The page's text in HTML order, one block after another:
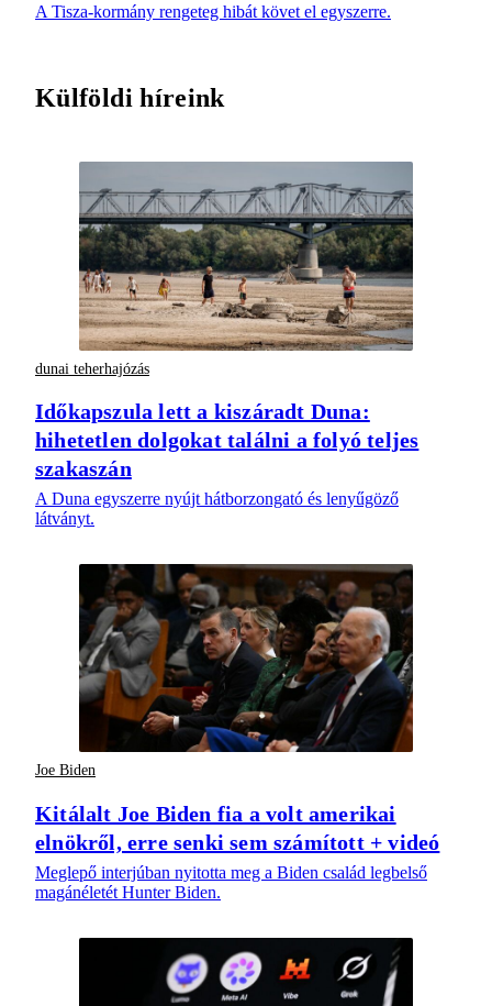
A Tisza-kormány rengeteg hibát követ el egyszerre.
Külföldi híreink
dunai teherhajózás
Időkapszula lett a kiszáradt Duna:
hihetetlen dolgokat találni a folyó teljes
szakaszán
A Duna egyszerre nyújt hátborzongató és lenyűgöző
látványt.
Joe Biden
Kitálalt Joe Biden fia a volt amerikai
elnökről, erre senki sem számított + videó
Meglepő interjúban nyitotta meg a Biden család legbelső
magánéletét Hunter Biden.